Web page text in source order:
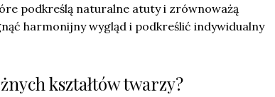
podkreślą naturalne atuty i zrównoważą
harmonijny wygląd i podkreślić indywidualny
kształtów twarzy?